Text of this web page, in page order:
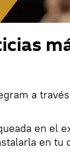
a
en el
en tu